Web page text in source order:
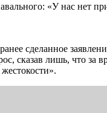
«У нас нет
сделанное
сказав лишь, что